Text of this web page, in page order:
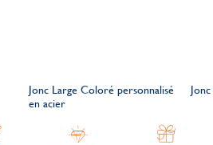
Jonc Large Coloré personnalisé
en acier